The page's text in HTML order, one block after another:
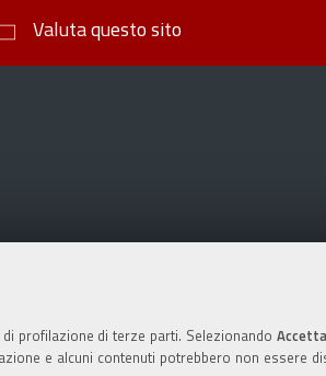
profilazione di terze parti. Selezionando
e alcuni contenuti potrebbero non essere
Valuta questo sito